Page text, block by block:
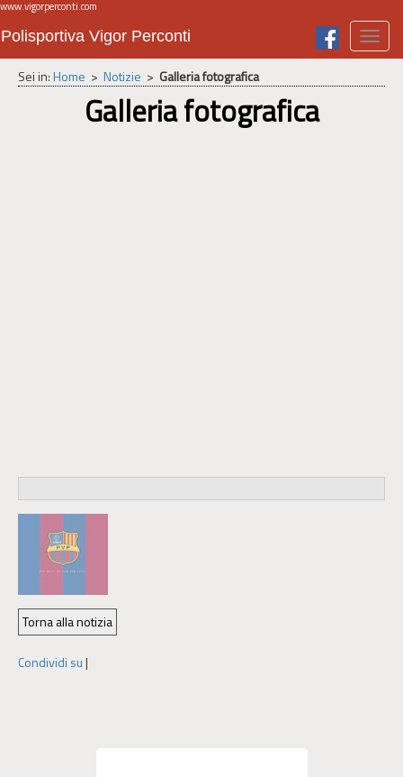
www.vigorperconti.com
Polisportiva Vigor Perconti
Sei in:Home > Notizie > Galleria fotografica
Galleria fotografica
Condividi su|